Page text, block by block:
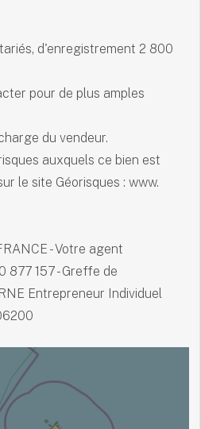
d'enregistrement 2 800
pour de plus amples
du vendeur.
auxquels ce bien est
le site Géorisques : www.
- Votre agent
877 157 - Greffe de
Entrepreneur Individuel